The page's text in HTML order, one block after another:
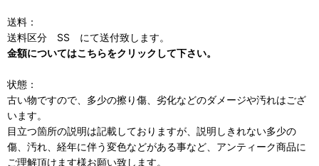
送料：
送料区分 SS にて送付致します。
金額についてはこちらをクリックして下さい。
状態：
古い物ですので、多少の擦り傷、劣化などのダメージや汚れはござ
います。
目立つ箇所の説明は記載しておりますが、説明しきれない多少の
傷、汚れ、経年に伴う変色などがある事など、アンティーク商品に
ご理解頂けます様お願い致します。